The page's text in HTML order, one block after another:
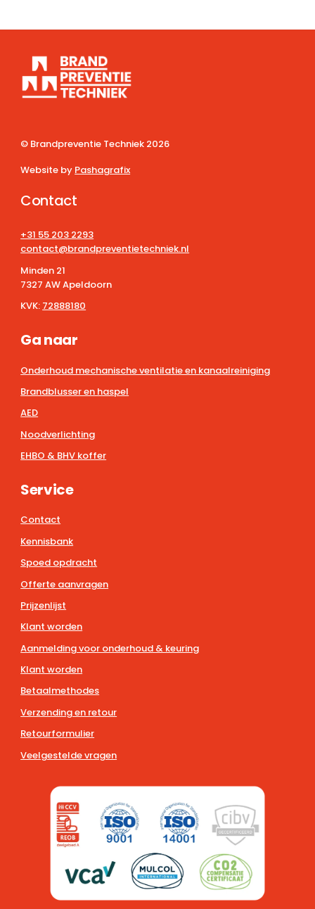
© Brandpreventie Techniek 2026
Website by Pashagrafix
Contact
+31 55 203 2293
contact@brandpreventietechniek.nl
Minden 21
7327 AW Apeldoorn
KVK: 72888180
Ga naar
Onderhoud mechanische ventilatie en kanaalreiniging
Brandblusser en haspel
AED
Noodverlichting
EHBO & BHV koffer
Service
Contact
Kennisbank
Spoed opdracht
Offerte aanvragen
Prijzenlijst
Klant worden
Aanmelding voor onderhoud & keuring
Klant worden
Betaalmethodes
Verzending en retour
Retourformulier
Veelgestelde vragen